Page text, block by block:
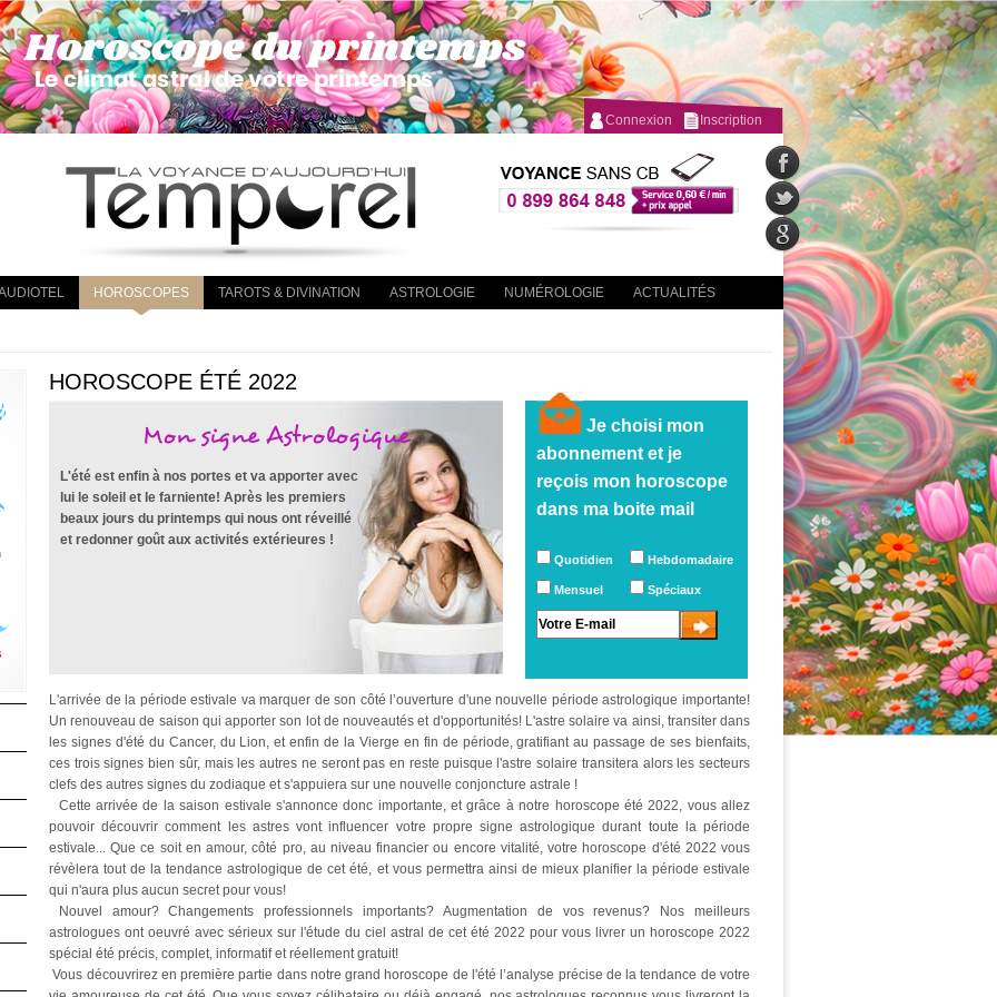
Connexion Inscription
HOROSCOPES TAROTS & DIVINATION ASTROLOGIE NUMÉROLOGIE ACTUALITÉS
HOROSCOPE ÉTÉ 2022
Mon signe Astrologique
L'été est enfin à nos portes et va apporter avec
lui le soleil et le farniente! Après les premiers
beaux jours du printemps qui nous ont réveillé
et redonner goût aux activités extérieures !
Je choisi mon
abonnement et je
reçois mon horoscope
dans ma boite mail
Quotidien Hebdomadaire
Mensuel Spéciaux
L'arrivée de la période estivale va marquer de son côté l’ouverture d'une nouvelle période astrologique importante!
Un renouveau de saison qui apporter son lot de nouveautés et d'opportunités! L'astre solaire va ainsi, transiter dans
les signes d'été du Cancer, du Lion, et enfin de la Vierge en fin de période, gratifiant au passage de ses bienfaits,
ces trois signes bien sûr, mais les autres ne seront pas en reste puisque l'astre solaire transitera alors les secteurs
clefs des autres signes du zodiaque et s'appuiera sur une nouvelle conjoncture astrale !
Cette arrivée de la saison estivale s'annonce donc importante, et grâce à notre horoscope été 2022, vous allez
pouvoir découvrir comment les astres vont influencer votre propre signe astrologique durant toute la période
estivale... Que ce soit en amour, côté pro, au niveau financier ou encore vitalité, votre horoscope d'été 2022 vous
révèlera tout de la tendance astrologique de cet été, et vous permettra ainsi de mieux planifier la période estivale
qui n'aura plus aucun secret pour vous!
Nouvel amour? Changements professionnels importants? Augmentation de vos revenus? Nos meilleurs
astrologues ont oeuvré avec sérieux sur l'étude du ciel astral de cet été 2022 pour vous livrer un horoscope 2022
spécial été précis, complet, informatif et réellement gratuit!
Vous découvrirez en première partie dans notre grand horoscope de l'été l’analyse précise de la tendance de votre